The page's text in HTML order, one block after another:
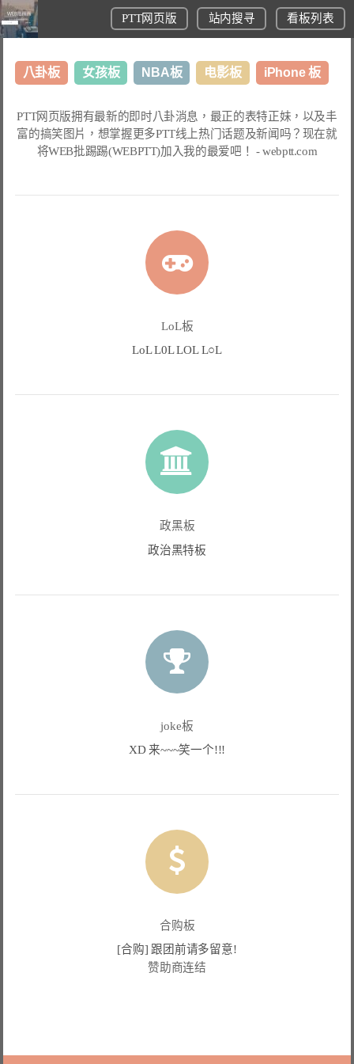
PTT网页版 站内搜寻 看板列表
八卦板 女孩板 NBA板 电影板 iPhone 板
美食板
PTT网页版拥有最新的即时八卦消息，最正的表特正妹，以及丰
富的搞笑图片，想掌握更多PTT线上热门话题及新闻吗？现在就
将WEB批踢踢(WEBPTT)加入我的最爱吧！ -webptt.com
LoL板
LoL L0L LOL L○L
政黑板
政治黑特板
joke板
XD 来~~~笑一个!!!
合购板
[合购] 跟团前请多留意!
赞助商连结